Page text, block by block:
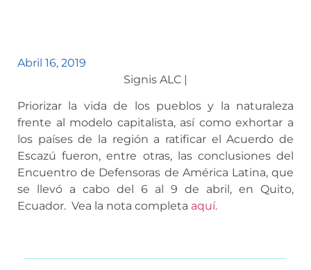
Abril 16, 2019
Signis ALC |
Priorizar la vida de los pueblos y la naturaleza
frente al modelo capitalista, así como exhortar a
los países de la región a ratificar el Acuerdo de
Escazú fueron, entre otras, las conclusiones del
Encuentro de Defensoras de América Latina, que
se llevó a cabo del 6 al 9 de abril, en Quito,
Ecuador. Vea la nota completa aquí.